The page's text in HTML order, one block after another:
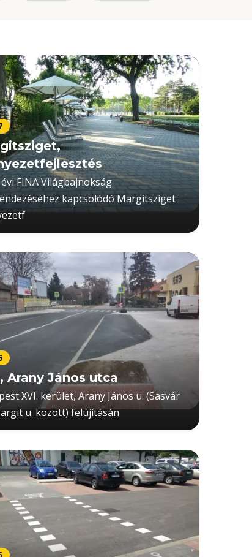
évi FINA Világbajnokság
kapcsolódó Margitsziget
Arany János utca
XVI. kerület, Arany János u. (Sasvár
u. között) felújításán